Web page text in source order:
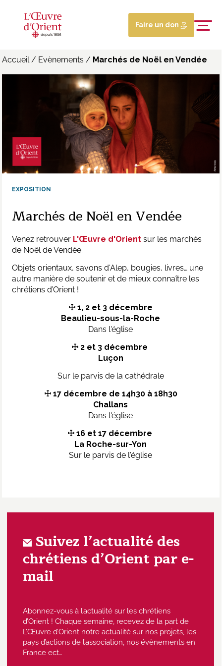
Faire un don
Accueil/ Evènements / Marchés de Noël en Vendée
EXPOSITION
Marchés de Noël en Vendée
Venez retrouver L'Œuvre d'Orientsur les marchés
de Noël de Vendée.
Objets orientaux, savons d'Alep, bougies, livres… une
autre manière de soutenir et de mieux connaître les
chrétiens d’Orient !
☩ 1, 2 et 3 décembre
Beaulieu-sous-la-Roche
Dans l'église
☩ 2 et 3 décembre
Luçon
Sur le parvis de la cathédrale
☩ 17 décembre de 14h30 à 18h30
Challans
Dans l'église
☩ 16 et 17 décembre
La Roche-sur-Yon
Sur le parvis de l'église
Suivez l’actualité des
chrétiens d’Orient par e-
mail
Abonnez-vous à l’actualité sur les chrétiens
d’Orient ! Chaque semaine, recevez de la part de
L’Œuvre d’Orient notre actualité sur nos projets, les
pays d’actions de l’association, nos évènements en
France ect…